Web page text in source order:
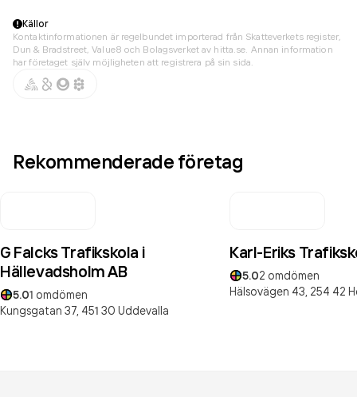
Källor
Kontaktinformationen är regelbundet importerad från Skatteverkets register,
Dun & Bradstreet, Value8 och Bolagsverket av hitta.se. Annan information
har företaget själv möjligheten att registrera på sin sida.
Rekommenderade företag
G Falcks Trafikskola i
Hällevadsholm AB
5.01 omdömen
Kungsgatan 37, 451 30 Uddevalla
Karl-Eriks
5.02 omdömen
Hälsovägen 43, 254 42